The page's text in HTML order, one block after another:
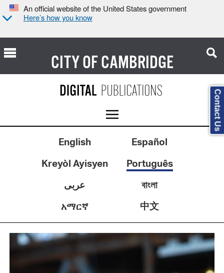
An official website of the United States government
Here’s how you know
CITY OFCAMBRIDGE
English
Español
Kreyòl Ayisyen
Português
عربى
বাংলা
አማርኛ
中文
Contact Us